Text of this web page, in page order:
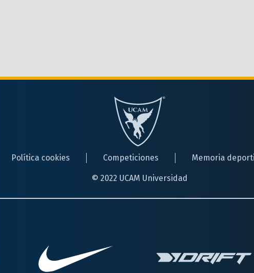
Política cookies Competiciones Memoria
© 2022 UCAM Universidad